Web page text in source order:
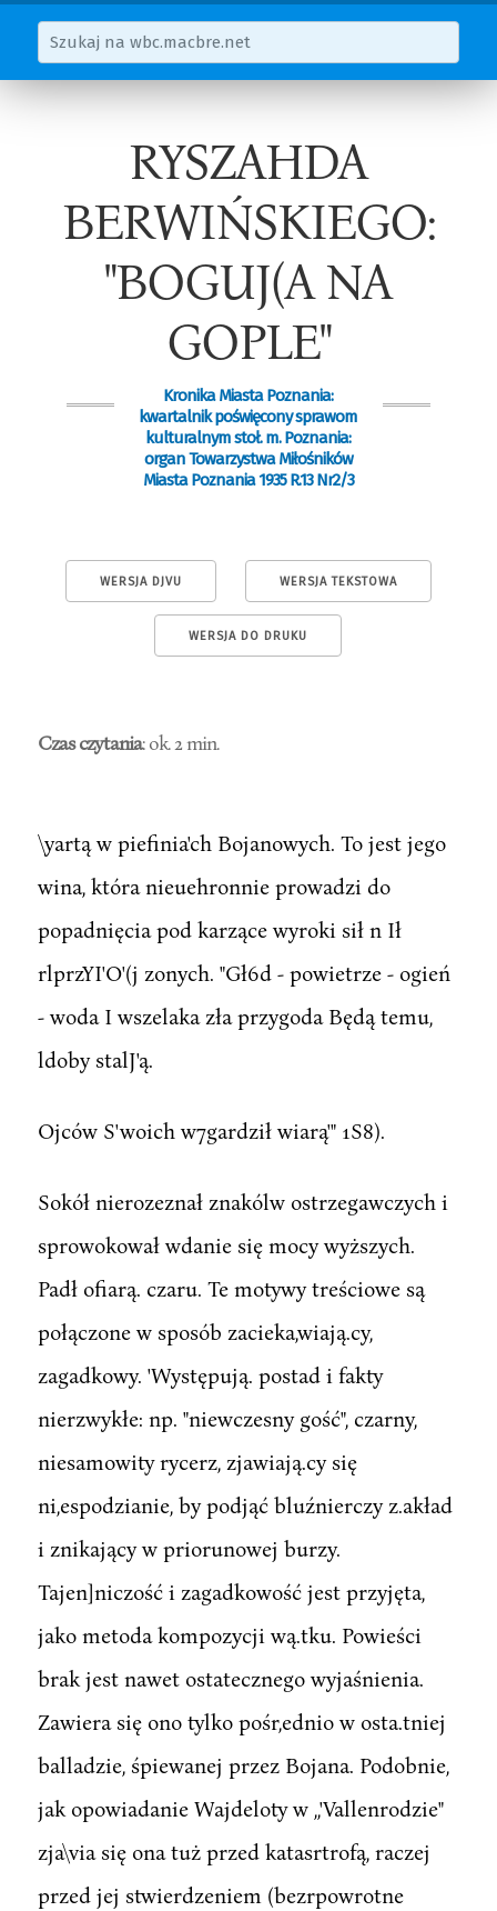
RYSZAHDA
BERWIŃSKIEGO:
"BOGUJ(A NA
GOPLE"
Kronika Miasta Poznania:
kwartalnik poświęcony sprawom
kulturalnym stoł. m. Poznania:
organ Towarzystwa Miłośników
Miasta Poznania 1935 R.13 Nr2/3
WERSJA DJVU WERSJA TEKSTOWA
WERSJA DO DRUKU
Czas czytania: ok. 2 min.
\yartą w piefinia'ch Bojanowych. To jest jego
wina, która nieuehronnie prowadzi do
popadnięcia pod karzące wyroki sił n Ił
rlprzYI'O'(j zonych. "Gł6d - powietrze - ogień
- woda I wszelaka zła przygoda Będą temu,
ldoby stalJ'ą.
Ojców S'woich w7gardził wiarą'" 1S8).
Sokół nierozeznał znakólw ostrzegawczych i
sprowokował wdanie się mocy wyższych.
Padł ofiarą. czaru. Te motywy treściowe są
połączone w sposób zacieka,wiają.cy,
zagadkowy. 'Występują. postad i fakty
nierzwykłe: np. "niewczesny gość", czarny,
niesamowity rycerz, zjawiają.cy się
ni,espodzianie, by podjąć bluźnierczy z.akład
i znikający w priorunowej burzy.
Tajen]niczość i zagadkowość jest przyjęta,
jako metoda kompozycji wą.tku. Powieści
brak jest nawet ostatecznego wyjaśnienia.
Zawiera się ono tylko pośr,ednio w osta.tniej
balladzie, śpiewanej przez Bojana. Podobnie,
jak opowiadanie Wajdeloty w ,,'Vallenrodzie"
zja\via się ona tuż przed katasrtrofą, raczej
przed jej stwierdzeniem (bezrpowrotne